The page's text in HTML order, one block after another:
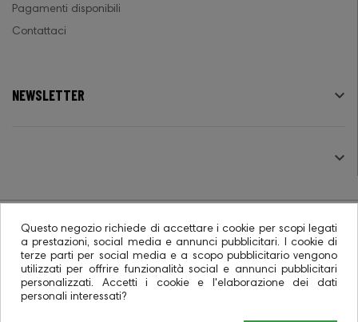
Pagamenti disponibili
Contattaci
NEWSLETTER 

© 2026 - Ecommerce software CO.RA. SpA
Questo negozio richiede di accettare i cookie per scopi legati
a prestazioni, social media e annunci pubblicitari. I cookie di
terze parti per social media e a scopo pubblicitario vengono
utilizzati per offrire funzionalità social e annunci pubblicitari
personalizzati. Accetti i cookie e l'elaborazione dei dati
personali interessati?